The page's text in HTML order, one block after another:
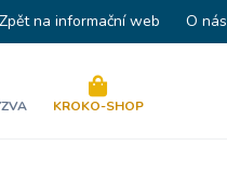
Zpět na informační web O nás
KROKO-SHOP